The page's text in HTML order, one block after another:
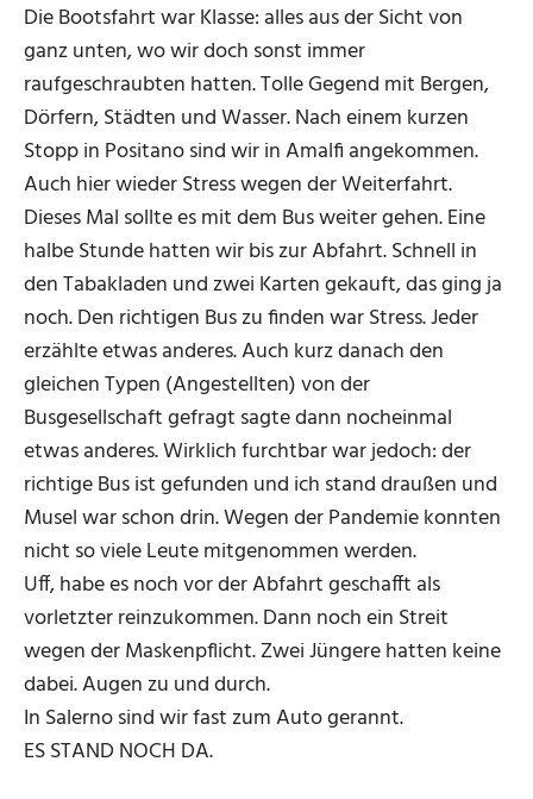
Die Bootsfahrt war Klasse: alles aus der Sicht von
ganz unten, wo wir doch sonst immer
raufgeschraubten hatten. Tolle Gegend mit Bergen,
Dörfern, Städten und Wasser. Nach einem kurzen
Stopp in Positano sind wir in Amalfi angekommen.
Auch hier wieder Stress wegen der Weiterfahrt.
Dieses Mal sollte es mit dem Bus weiter gehen. Eine
halbe Stunde hatten wir bis zur Abfahrt. Schnell in
den Tabakladen und zwei Karten gekauft, das ging ja
noch. Den richtigen Bus zu finden war Stress. Jeder
erzählte etwas anderes. Auch kurz danach den
gleichen Typen (Angestellten) von der
Busgesellschaft gefragt sagte dann nocheinmal
etwas anderes. Wirklich furchtbar war jedoch: der
richtige Bus ist gefunden und ich stand draußen und
Musel war schon drin. Wegen der Pandemie konnten
nicht so viele Leute mitgenommen werden.
Uff, habe es noch vor der Abfahrt geschafft als
vorletzter reinzukommen. Dann noch ein Streit
wegen der Maskenpflicht. Zwei Jüngere hatten keine
dabei. Augen zu und durch.
In Salerno sind wir fast zum Auto gerannt.
ES STAND NOCH DA.